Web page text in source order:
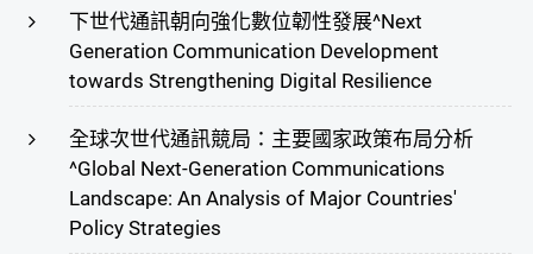
下世代通訊朝向強化數位韌性發展^Next
Generation Communication Development
towards Strengthening Digital Resilience
全球次世代通訊競局：主要國家政策布局分析
^Global Next-Generation Communications
Landscape: An Analysis of Major Countries'
Policy Strategies